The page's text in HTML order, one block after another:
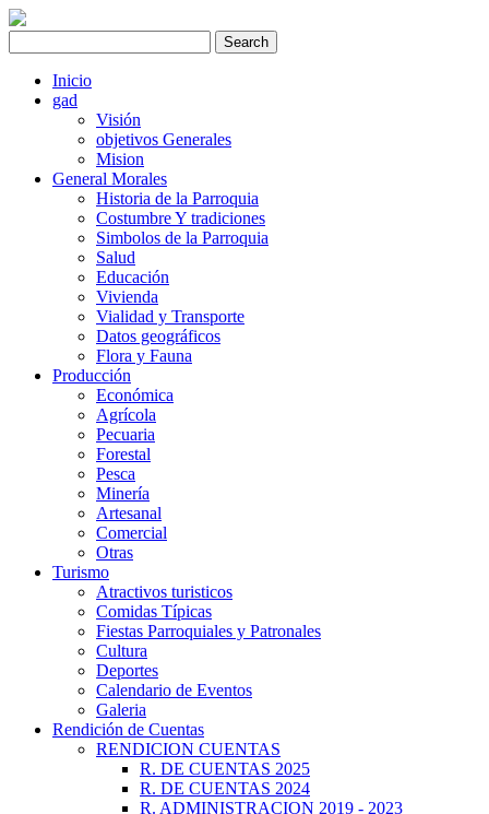
Inicio
gad
Visión
objetivos Generales
Mision
General Morales
Historia de la Parroquia
Costumbre Y tradiciones
Simbolos de la Parroquia
Salud
Educación
Vivienda
Vialidad y Transporte
Datos geográficos
Flora y Fauna
Producción
Económica
Agrícola
Pecuaria
Forestal
Pesca
Minería
Artesanal
Comercial
Otras
Turismo
Atractivos turisticos
Comidas Típicas
Fiestas Parroquiales y Patronales
Cultura
Deportes
Calendario de Eventos
Galeria
Rendición de Cuentas
RENDICION CUENTAS
R. DE CUENTAS 2025
R. DE CUENTAS 2024
R. ADMINISTRACION 2019 - 2023